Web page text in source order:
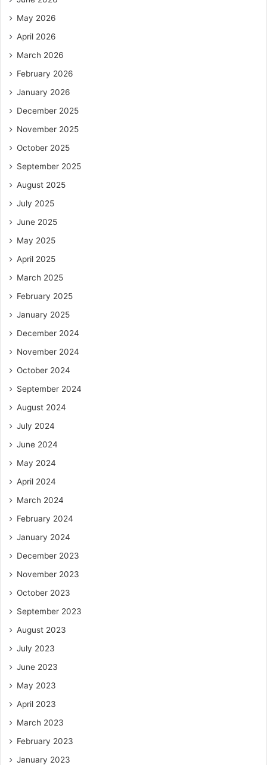
May 2026
April 2026
March 2026
February 2026
January 2026
December 2025
November 2025
October 2025
September 2025
August 2025
July 2025
June 2025
May 2025
April 2025
March 2025
February 2025
January 2025
December 2024
November 2024
October 2024
September 2024
August 2024
July 2024
June 2024
May 2024
April 2024
March 2024
February 2024
January 2024
December 2023
November 2023
October 2023
September 2023
August 2023
July 2023
June 2023
May 2023
April 2023
March 2023
February 2023
January 2023